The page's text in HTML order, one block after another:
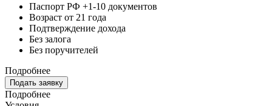
Паспорт РФ +1-10 документов
Возраст от 21 года
Подтверждение дохода
Без залога
Без поручителей
Подробнее
Подать заявку
Подробнее